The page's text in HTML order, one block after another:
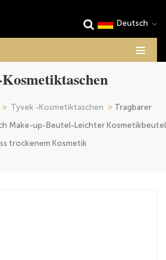
Deutsch
Tyvek -Kosmetiktaschen
Tragbarer
Make-up-Beutel-Leichter Kosmetikbeutel
trockenem Kosmetik